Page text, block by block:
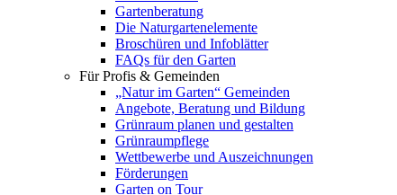
Gartenberatung
Die Naturgartenelemente
Broschüren und Infoblätter
FAQs für den Garten
Für Profis & Gemeinden
„Natur im Garten“ Gemeinden
Angebote, Beratung und Bildung
Grünraum planen und gestalten
Grünraumpflege
Wettbewerbe und Auszeichnungen
Förderungen
Garten on Tour